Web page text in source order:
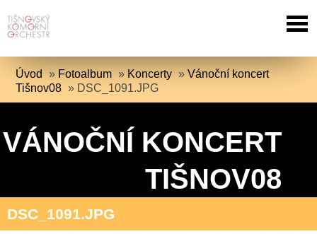
Úvod » Fotoalbum » Koncerty »Vánoční koncert
Tišnov08 » DSC_1091.JPG
VÁNOČNÍ KONCERT
TIŠNOV08
DSC_1091.JPG